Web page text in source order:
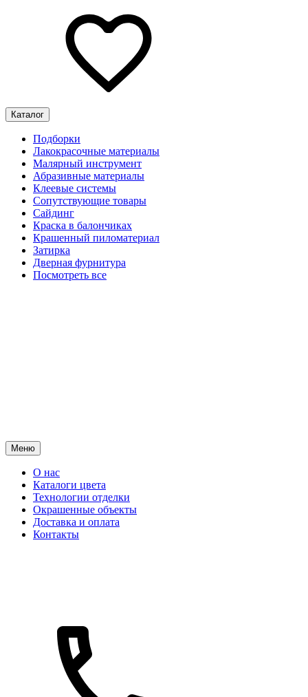
Каталог
Подборки
Лакокрасочные материалы
Малярный инструмент
Абразивные материалы
Клеевые системы
Сопутствующие товары
Сайдинг
Краска в балончиках
Крашенный пиломатериал
Затирка
Дверная фурнитура
Посмотреть все
Меню
О нас
Каталоги цвета
Технологии отделки
Окрашенные объекты
Доставка и оплата
Контакты